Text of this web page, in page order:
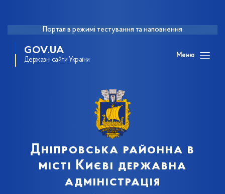
Портал в режимі тестування та наповнення
GOV.UA
Державні сайти України
Меню
Дніпровська районна в
місті Києві державна
адміністрація